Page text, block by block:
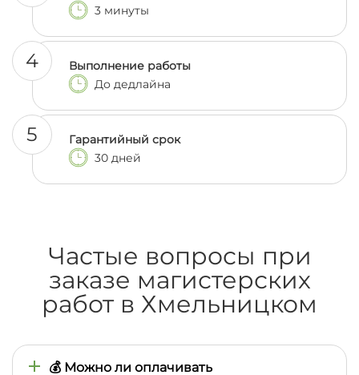
3 минуты
4
Выполнение работы
До дедлайна
5
Гарантийный срок
30 дней
Частые вопросы при
заказе магистерских
работ в Хмельницком
💰 Можно ли оплачивать